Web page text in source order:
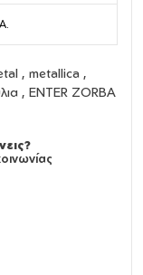
, metallica ,
, ENTER ZORBA